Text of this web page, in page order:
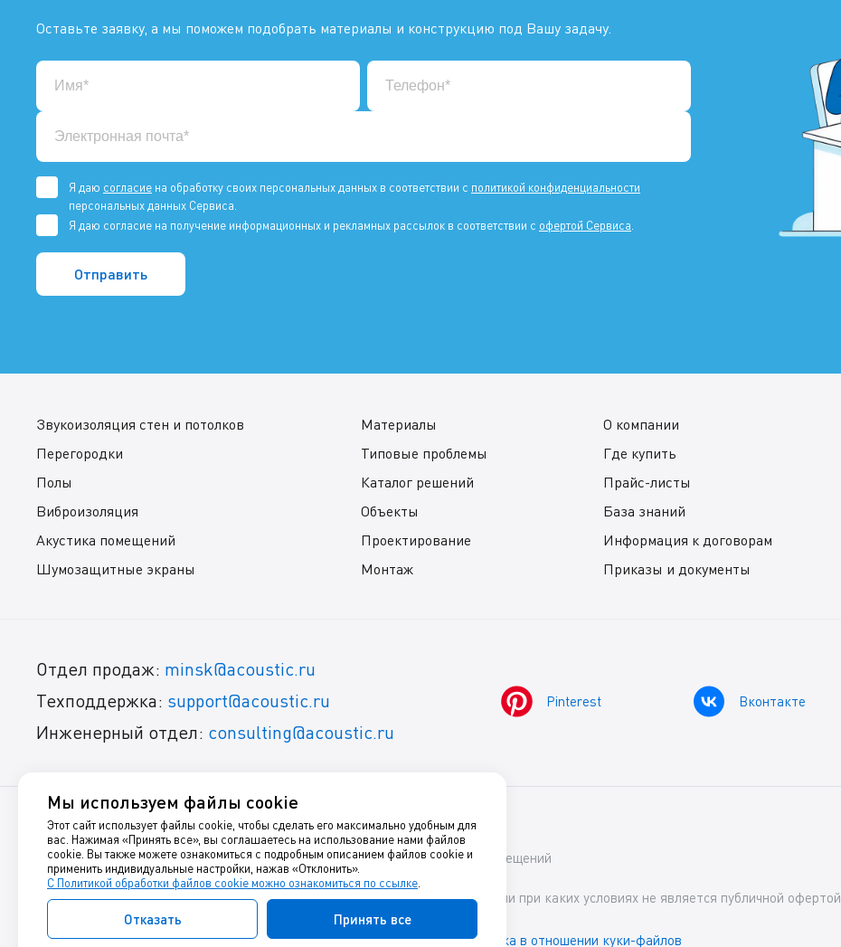
Оставьте заявку, а мы поможем подобрать материалы и конструкцию под Вашу задачу.
Я даю согласие на обработку своих персональных данных в соответствии с политикой конфиденциальности
персональных данных Сервиса.
Я даю согласие на получение информационных и рекламных рассылок в соответствии с офертой Сервиса
Звукоизоляция стен и потолков
Перегородки
Полы
Виброизоляция
Акустика помещений
Шумозащитные экраны
Материалы
Типовые проблемы
Каталог решений
Объекты
Проектирование
Монтаж
О компании
Где купить
Прайс-листы
База знаний
Информация к договорам
Приказы и документы
Отдел продаж: minsk@acoustic.ru
Техподдержка: support@acoustic.ru
Инженерный отдел: consulting@acoustic.ru
Pinterest Вконтакте
© 1999-2025, Акустик Групп
Звукоизоляция, шумоизоляция, виброизоляция и акустический комфорт помещений
Данный интернет-сайт носит исключительно информационный характер и ни при каких условиях не является публичной офертой.
Политика оператора в отношении обработки персональных данныхПолитика в отношении куки-файлов
Мы используем файлы cookie
Этот сайт использует файлы cookie, чтобы сделать его максимально удобным для
вас. Нажимая «Принять все», вы соглашаетесь на использование нами файлов
cookie. Вы также можете ознакомиться с подробным описанием файлов cookie и
применить индивидуальные настройки, нажав «Отклонить».
С Политикой обработки файлов cookie можно ознакомиться по ссылке
Отказать Принять все